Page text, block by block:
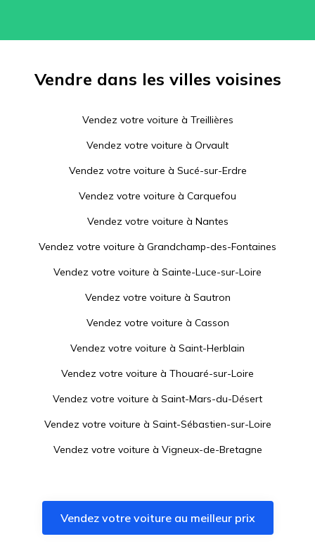
Vendre dans les villes voisines
Vendez votre voiture à Treillières
Vendez votre voiture à Orvault
Vendez votre voiture à Sucé-sur-Erdre
Vendez votre voiture à Carquefou
Vendez votre voiture à Nantes
Vendez votre voiture à Grandchamp-des-Fontaines
Vendez votre voiture à Sainte-Luce-sur-Loire
Vendez votre voiture à Sautron
Vendez votre voiture à Casson
Vendez votre voiture à Saint-Herblain
Vendez votre voiture à Thouaré-sur-Loire
Vendez votre voiture à Saint-Mars-du-Désert
Vendez votre voiture à Saint-Sébastien-sur-Loire
Vendez votre voiture à Vigneux-de-Bretagne
Vendez votre voiture àBasse-Goulaine
Vendez votre voiture àSaint-Julien-de-Concelles
Vendez votre voiture au meilleur prix